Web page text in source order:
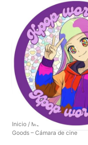
Inicio / MERCANCIA
Goods – Cámara de cine